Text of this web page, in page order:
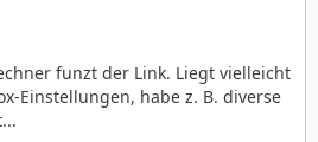
funzt der Link. Liegt vielleicht
Einstellungen, habe z. B. diverse